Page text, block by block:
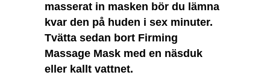
masserat in masken bör du lämna
kvar den på huden i sex minuter.
Tvätta sedan bort Firming
Massage Mask med en näsduk
eller kallt vattnet.